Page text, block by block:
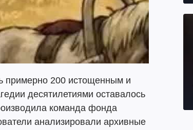
примерно 200 истощенным и
десятилетиями оставалось
команда фонда
анализировали архивные